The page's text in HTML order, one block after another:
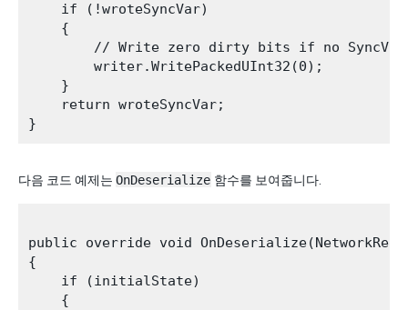
    if (!wroteSyncVar)
    {
// Write zero dirty bits if no
        writer.WritePackedUInt32(0);
    }
    return wroteSyncVar;
다음 코드 예제는 OnDeserialize 함수를 보여줍니다.
public override void
{
    if (initialState)
    {